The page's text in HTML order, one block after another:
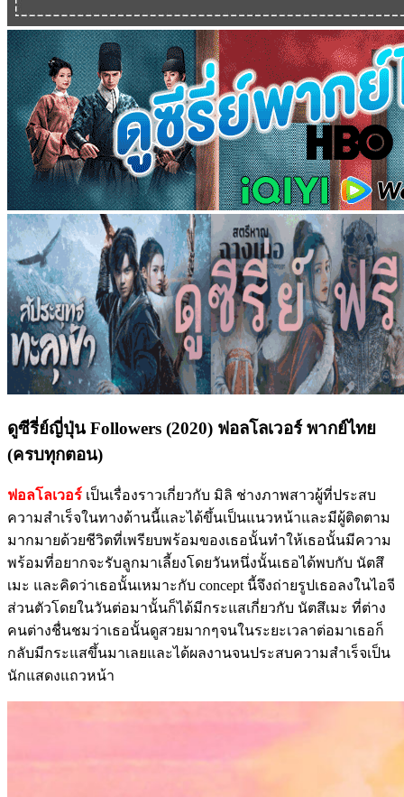
ดูซีรี่ย์ญี่ปุ่น Followers (2020) ฟอลโลเวอร์ พากย์ไทย
(ครบทุกตอน)
ฟอลโลเวอร์ เป็นเรื่องราวเกี่ยวกับ มิลิ ช่างภาพสาวผู้ที่ประสบ
ความสำเร็จในทางด้านนี้และได้ขึ้นเป็นแนวหน้าและมีผู้ติดตาม
มากมายด้วยชีวิตที่เพรียบพร้อมของเธอนั้นทำให้เธอนั้นมีความ
พร้อมที่อยากจะรับลูกมาเลี้ยงโดยวันหนึ่งนั้นเธอได้พบกับ นัตสึ
เมะ และคิดว่าเธอนั้นเหมาะกับ concept นี้จึงถ่ายรูปเธอลงในไอจี
ส่วนตัวโดยในวันต่อมานั้นก็ได้มีกระแสเกี่ยวกับ นัตสึเมะ ที่ต่าง
คนต่างชื่นชมว่าเธอนั้นดูสวยมากๆจนในระยะเวลาต่อมาเธอก็
กลับมีกระแสขึ้นมาเลยและได้ผลงานจนประสบความสำเร็จเป็น
นักแสดงแถวหน้า